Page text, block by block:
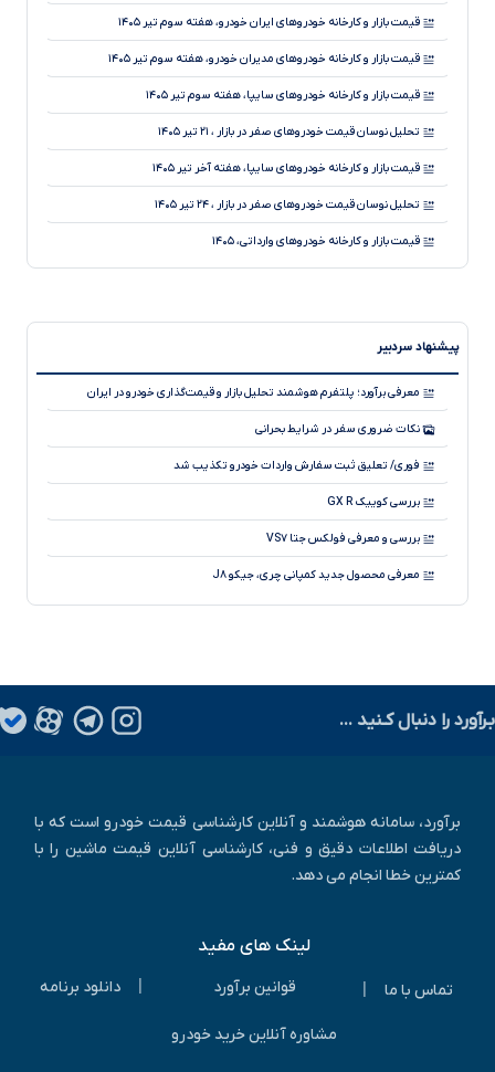
تحلیل تثبیت قیمت خودروهای صفر در بازار ، ۶ مرداد ۱۴۰۵
قیمت بازار و کارخانه خودروهای ایران خودرو، هفته سوم تیر ۱۴۰۵
قیمت بازار و کارخانه خودروهای مدیران خودرو، هفته سوم تیر ۱۴۰۵
قیمت بازار و کارخانه خودروهای سایپا، هفته سوم تیر ۱۴۰۵
تحلیل نوسان قیمت خودروهای صفر در بازار ، ۲۱ تیر ۱۴۰۵
قیمت بازار و کارخانه خودروهای سایپا، هفته آخر تیر ۱۴۰۵
تحلیل نوسان قیمت خودروهای صفر در بازار ، ۲۴ تیر ۱۴۰۵
قیمت بازار و کارخانه خودروهای وارداتی، ۱۴۰۵
تحلیل کاهش قیمت خودروهای صفر در بازار ، ۲۹ تیر ۱۴۰۵
قیمت بازار و کارخانه خودروهای کرمان موتور، ۱۴۰۵
قیمت بازار و کارخانه خودروهای وارداتی، هفته اول مرداد ۱۴۰۵
قیمت بازار و کارخانه خودروهای مدیران خودرو، هفته آخر تیر ۱۴۰۵
پیشنهاد سردبیر
معرفی برآورد؛ پلتفرم هوشمند تحلیل بازار و قیمت‌گذاری خودرو در ایران
نکات ضروری سفر در شرایط بحرانی
فوری/ تعلیق ثبت سفارش واردات خودرو تکذیب شد
بررسی کوییک GX R
بررسی و معرفی فولکس جتا VS۷
معرفی محصول جدید کمپانی چری، جیکو J۸
نسخه فول آپشن لاماری ایما با نام لاماری ایما X رونمایی شد!
چگونه کارکرد واقعی خودرو را تشخیص دهیم؟
بـرآورد را دنبال کـنید ...
برآورد، سامانه هوشمند و آنلاین کارشناسی قیمت خودرو است که با
دریافت اطلاعات دقیق و فنی، کارشناسی آنلاین قیمت ماشین را با
کمترین خطا انجام می دهد.
لینک های مفید
تماس با ما قوانین برآورد دانلود برنامه
مشاوره آنلاین خرید خودرو